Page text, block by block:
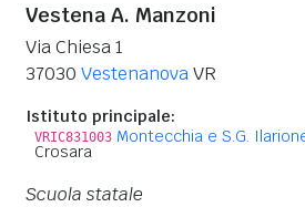
Vestena A. Manzoni
Via Chiesa 1
37030 VestenanovaVR
Istituto principale:
VRIC831003 Montecchia e S.G.
Crosara
Scuola statale